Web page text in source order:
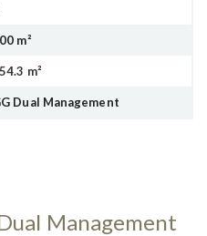
m²
m²
Dual Management
Management